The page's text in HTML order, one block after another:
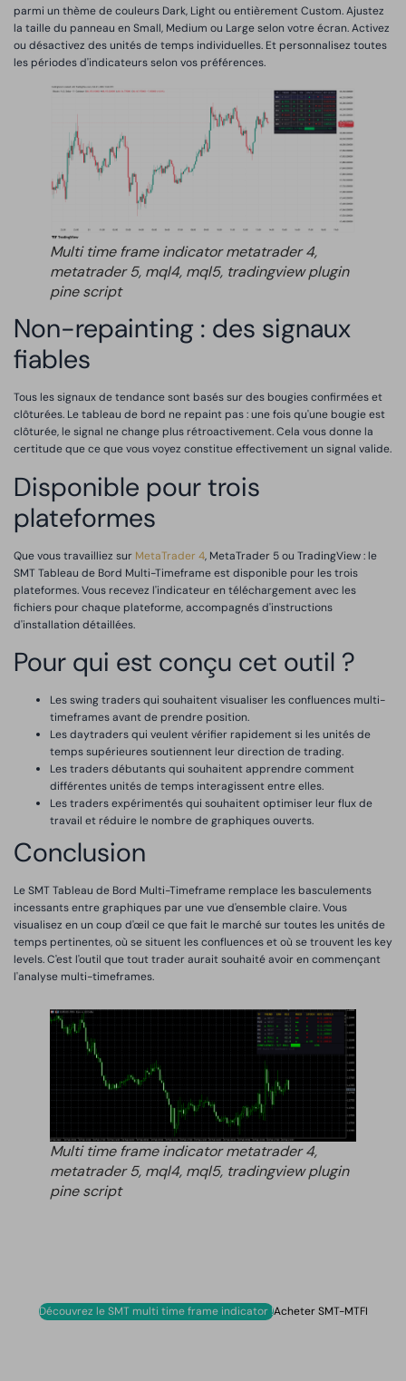
parmi un thème de couleurs Dark, Light ou entièrement Custom. Ajustez
la taille du panneau en Small, Medium ou Large selon votre écran. Activez
ou désactivez des unités de temps individuelles. Et personnalisez toutes
les périodes d'indicateurs selon vos préférences.
Multi time frame indicator metatrader 4,
metatrader 5, mql4, mql5, tradingview plugin
pine script
Non-repainting : des signaux
fiables
Tous les signaux de tendance sont basés sur des bougies confirmées et
clôturées. Le tableau de bord ne repaint pas : une fois qu'une bougie est
clôturée, le signal ne change plus rétroactivement. Cela vous donne la
certitude que ce que vous voyez constitue effectivement un signal valide.
Disponible pour trois
plateformes
Que vous travailliez sur MetaTrader 4, MetaTrader 5 ou TradingView : le
SMT Tableau de Bord Multi-Timeframe est disponible pour les trois
plateformes. Vous recevez l'indicateur en téléchargement avec les
fichiers pour chaque plateforme, accompagnés d'instructions
d'installation détaillées.
Pour qui est conçu cet outil ?
Les swing traders qui souhaitent visualiser les confluences multi-
timeframes avant de prendre position.
Les daytraders qui veulent vérifier rapidement si les unités de
temps supérieures soutiennent leur direction de trading.
Les traders débutants qui souhaitent apprendre comment
différentes unités de temps interagissent entre elles.
Les traders expérimentés qui souhaitent optimiser leur flux de
travail et réduire le nombre de graphiques ouverts.
Conclusion
Le SMT Tableau de Bord Multi-Timeframe remplace les basculements
incessants entre graphiques par une vue d'ensemble claire. Vous
visualisez en un coup d'œil ce que fait le marché sur toutes les unités de
temps pertinentes, où se situent les confluences et où se trouvent les key
levels. C'est l'outil que tout trader aurait souhaité avoir en commençant
l'analyse multi-timeframes.
Multi time frame indicator metatrader 4,
metatrader 5, mql4, mql5, tradingview plugin
pine script
Découvrez le SMT multi time frame indicator !Acheter SMT-MTFI